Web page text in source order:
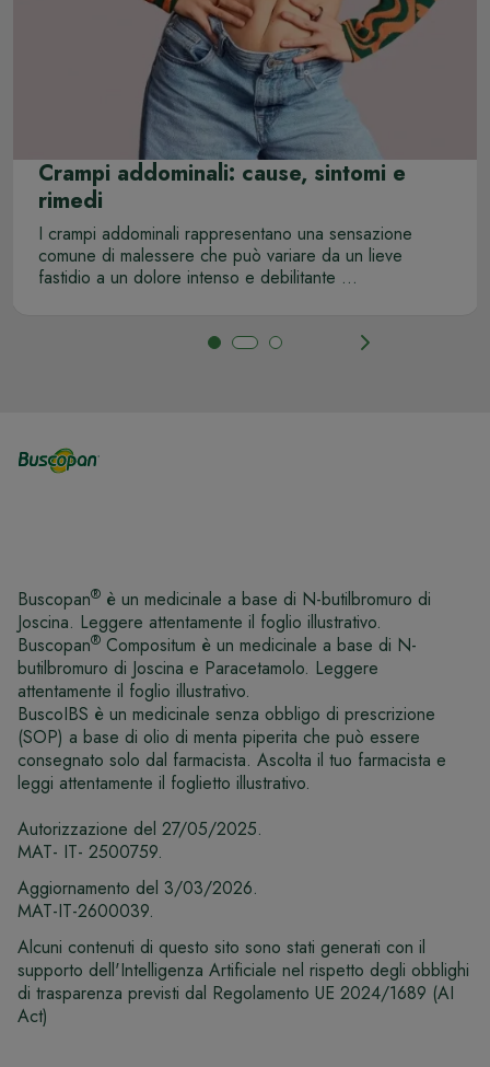
Crampi addominali: cause, sintomi e
rimedi
I crampi addominali rappresentano una sensazione
comune di malessere che può variare da un lieve
fastidio a un dolore intenso e debilitante ...
Buscopan® è un medicinale a base di N-butilbromuro di
Joscina. Leggere attentamente il foglio illustrativo.
Buscopan® Compositum è un medicinale a base di N-
butilbromuro di Joscina e Paracetamolo. Leggere
attentamente il foglio illustrativo.
BuscoIBS è un medicinale senza obbligo di prescrizione
(SOP) a base di olio di menta piperita che può essere
consegnato solo dal farmacista. Ascolta il tuo farmacista e
leggi attentamente il foglietto illustrativo.
Autorizzazione del 27/05/2025.
MAT- IT- 2500759.
Aggiornamento del 3/03/2026.
MAT-IT-2600039.
Alcuni contenuti di questo sito sono stati generati con il
supporto dell'Intelligenza Artificiale nel rispetto degli obblighi
di trasparenza previsti dal Regolamento UE 2024/1689 (AI
Act)